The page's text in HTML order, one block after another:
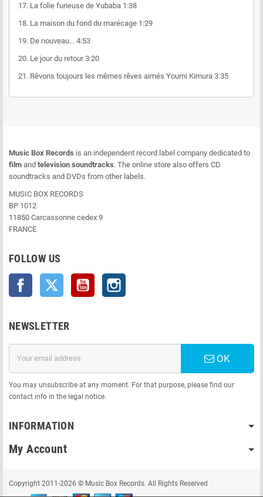
17. La folie furieuse de Yubaba 1:38
18. La maison du fond du marécage 1:29
19. De nouveau... 4:53
20. Le jour du retour 3:20
21. Rêvons toujours les mêmes rêves aimés Youmi Kimura 3:35
Music Box Records is an independent record label company dedicated to
film and television soundtracks. The online store also offers CD
soundtracks and DVDs from other labels.
MUSIC BOX RECORDS
BP 1012
11850 Carcassonne cedex 9
FRANCE
FOLLOW US
Facebook Twitter YouTube
NEWSLETTER
OK
You may unsubscribe at any moment. For that purpose, please find our
contact info in the legal notice.
INFORMATION
My Account
Copyright 2011-2026 © Music Box Records. All Rights Reserved